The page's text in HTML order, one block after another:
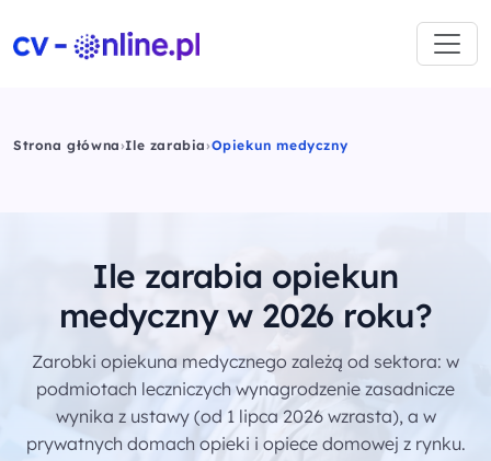
Strona główna›Ile zarabia›Opiekun medyczny
Ile zarabia opiekun
medyczny w 2026 roku?
Zarobki opiekuna medycznego zależą od sektora: w
podmiotach leczniczych wynagrodzenie zasadnicze
wynika z ustawy (od 1 lipca 2026 wzrasta), a w
prywatnych domach opieki i opiece domowej z rynku.